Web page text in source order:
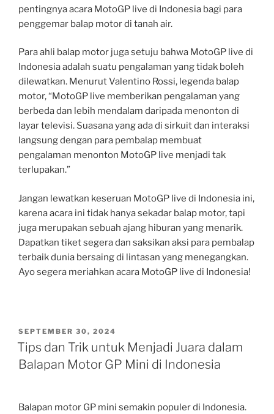
pentingnya acara MotoGP live di Indonesia bagi para
penggemar balap motor di tanah air.
Para ahli balap motor juga setuju bahwa MotoGP live di
Indonesia adalah suatu pengalaman yang tidak boleh
dilewatkan. Menurut Valentino Rossi, legenda balap
motor, “MotoGP live memberikan pengalaman yang
berbeda dan lebih mendalam daripada menonton di
layar televisi. Suasana yang ada di sirkuit dan interaksi
langsung dengan para pembalap membuat
pengalaman menonton MotoGP live menjadi tak
terlupakan.”
Jangan lewatkan keseruan MotoGP live di Indonesia ini,
karena acara ini tidak hanya sekadar balap motor, tapi
juga merupakan sebuah ajang hiburan yang menarik.
Dapatkan tiket segera dan saksikan aksi para pembalap
terbaik dunia bersaing di lintasan yang menegangkan.
Ayo segera meriahkan acara MotoGP live di Indonesia!
POSTED
ON
SEPTEMBER 30, 2024
Tips dan Trik untuk Menjadi Juara dalam
Balapan Motor GP Mini di Indonesia
Balapan motor GP mini semakin populer di Indonesia.